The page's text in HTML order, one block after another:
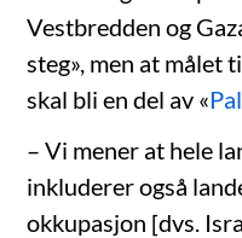
Vestbredden og
steg», men at målet
skal bli en del av «
– Vi mener at hele
inkluderer også
okkupasjon [dvs.